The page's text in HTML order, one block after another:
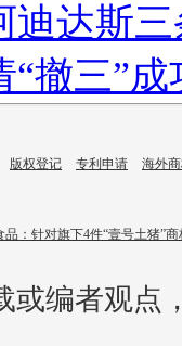
迪达斯
撤三”成
版权登记 专利申请 海外
品：针对旗下4件“壹号土猪”
或编者观点